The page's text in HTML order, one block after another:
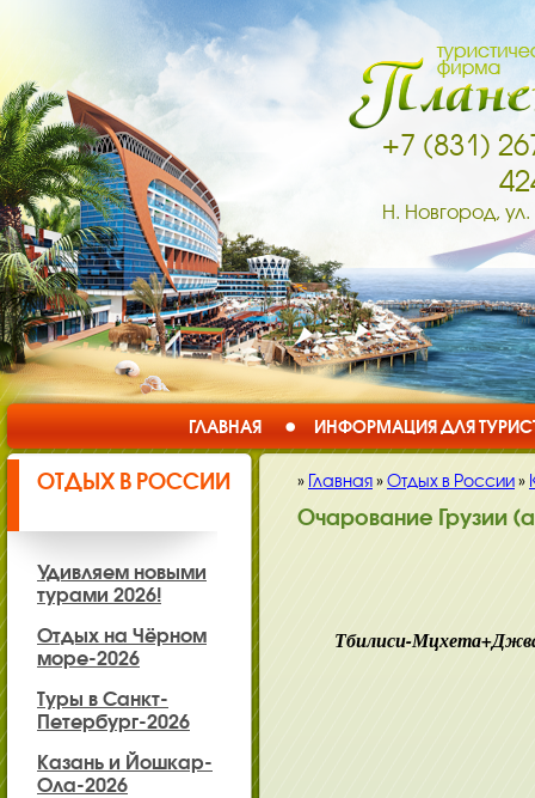
+7 (831)
Н. Новгород,
ГЛАВНАЯ ИНФОРМАЦИЯ ДЛЯ
ОТДЫХ В РОССИИ
Удивляем новыми
турами 2026!
Отдых на Чёрном
море-2026
Туры в Санкт-
Петербург-2026
Казань и Йошкар-
Ола-2026
» Главная»Отдых в России»
Очарование Грузии
Тбилиси-